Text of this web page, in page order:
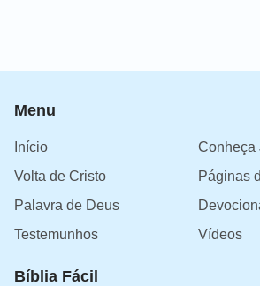
Menu
Início
Conheça
Volta de Cristo
Páginas
Palavra de Deus
Testemunhos
Vídeos
Bíblia Fácil